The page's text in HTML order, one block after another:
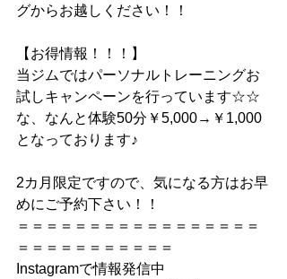
グからお越しください！！
【お得情報！！！】
当ジムではパーソナルトレーニングお
試しキャンペーンを行っています☆☆
な、なんと体験50分￥5,000→￥1,000
となっております♪
2カ月限定ですので、気になる方はお早
めにご予約下さい！！
＝＝＝＝＝＝＝＝＝＝＝＝＝＝＝＝＝
＝＝＝＝＝＝＝＝＝＝＝
Instagramで情報発信中